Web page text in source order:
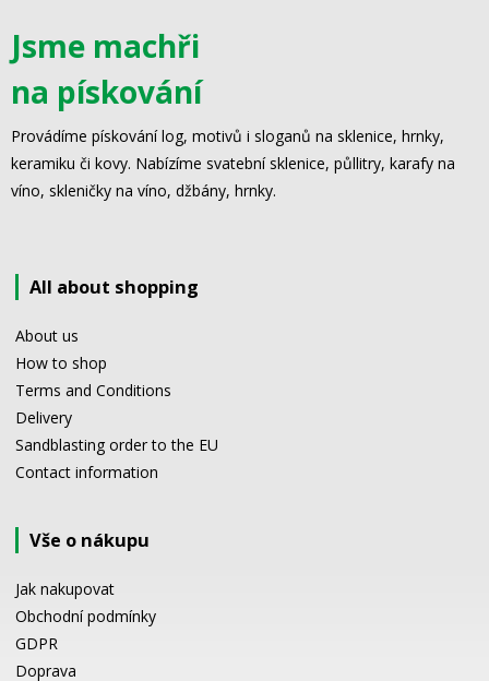
Jsme machři
na pískování
Provádíme pískování log, motivů i sloganů na sklenice, hrnky,
keramiku či kovy. Nabízíme svatební sklenice, půllitry, karafy na
víno, skleničky na víno, džbány, hrnky.
All about shopping
About us
How to shop
Terms and Conditions
Delivery
Sandblasting order to the EU
Contact information
Vše o nákupu
Jak nakupovat
Obchodní podmínky
GDPR
Doprava